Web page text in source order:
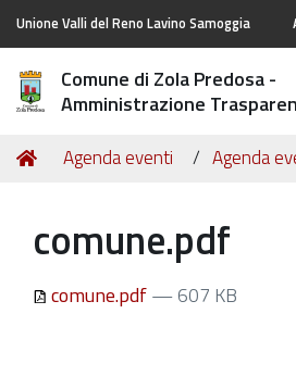
Unione Valli del Reno Lavino Samoggia
Comune di Zola Predosa -
Amministrazione
Tu
Home
Agenda eventi Agenda
comune.pdf
comune.pdf— 607 KB